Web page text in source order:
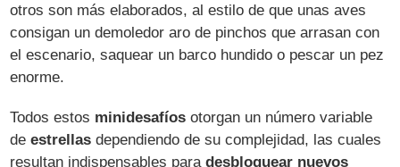
otros son más elaborados, al estilo de que unas aves
consigan un demoledor aro de pinchos que arrasan con
el escenario, saquear un barco hundido o pescar un pez
enorme.
Todos estos minidesafíos otorgan un número variable
deestrellas dependiendo de su complejidad, las cuales
resultan indispensables paradesbloquear nuevos